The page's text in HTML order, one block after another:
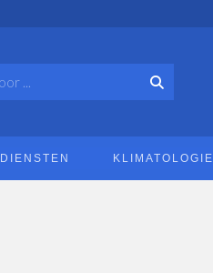
DIENSTEN KLIMATOLOGIE